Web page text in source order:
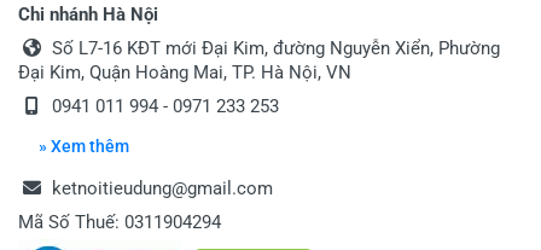
Nguyễn Văn Đông
Chất Lượng - Giá Tốt
Máy xài rất chất lượng, giá tốt, đặc biệt dịch vụ giao
hàng rất nhanh và nhiệt tình
Máy xài rất chất lượng, giá tốt, đặc biệt dịch
vụ giao hàng rất nhanh và nhiệt tình
Chi nhánh Hà Nội
Số L7-16 KĐT mới Đại Kim, đường Nguyễn Xiển, Phường
Đại Kim, Quận Hoàng Mai, TP. Hà Nội, VN
0941 011 994 - 0971 233 253
» Xem thêm
ketnoitieudung@gmail.com
Mã Số Thuế: 0311904294